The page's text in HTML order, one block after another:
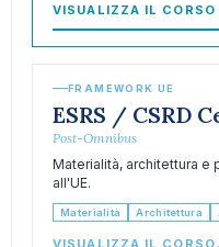
VISUALIZZA IL CORSO
FRAMEWORK UE
ESRS / CSRD
Post-Omnibus
Materialità, architettura e
all'UE.
Materialità Architettura
VISUALIZZA IL CORSO